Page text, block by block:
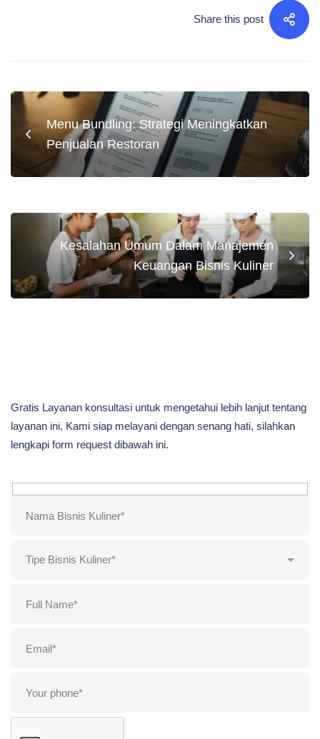
Share this post
Menu Bundling: Strategi Meningkatkan
Penjualan Restoran
Kesalahan Umum Dalam Manajemen
Keuangan Bisnis Kuliner
Gratis Layanan konsultasi untuk mengetahui lebih lanjut tentang
layanan ini, Kami siap melayani dengan senang hati, silahkan
lengkapi form request dibawah ini.